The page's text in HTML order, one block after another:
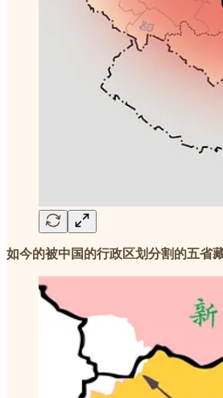
如今的被中国的行政区划分割的五省